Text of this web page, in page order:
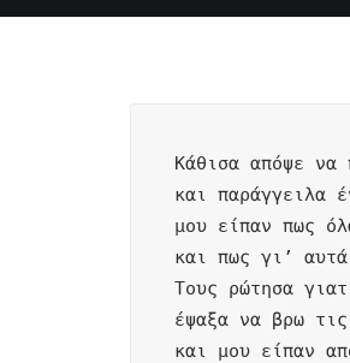
Κάθισα απόψε να
και παράγγειλα
μου είπαν πως
και πως γι’
Τους ρώτησα
έψαξα να βρω
και μου είπαν